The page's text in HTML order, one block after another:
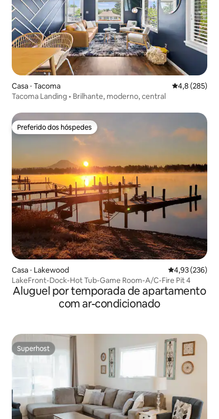
Casa ⋅ Tacoma 4,8 de uma
4,8 (285)
Tacoma Landing • Brilhante, moderno, central
Preferido dos hóspedes
Preferido dos hóspedes
Casa ⋅ Lakewood 4,93 de uma
4,93 (236)
LakeFront-Dock-Hot Tub-Game Room-A/C-Fire Pit 4
Aluguel por temporada de apartamento
com ar-condicionado
Superhost
Superhost